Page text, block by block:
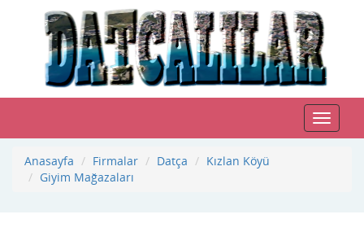
Toggle
Anasayfa
Firmalar Datça
Kızlan Köyü
Giyim Mağazaları